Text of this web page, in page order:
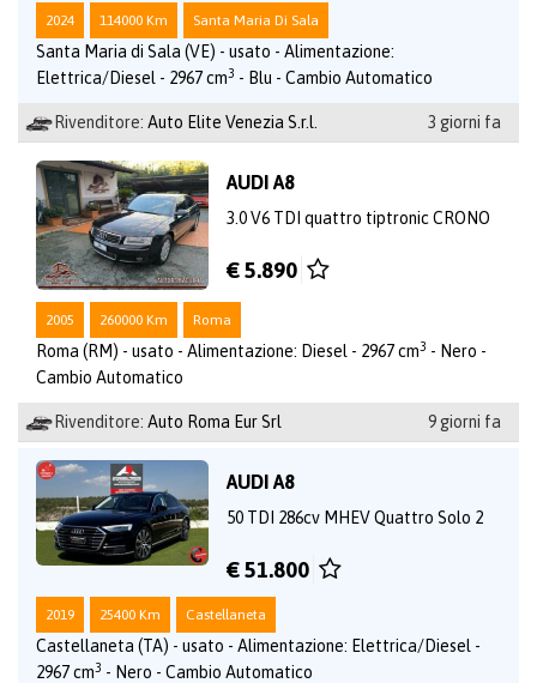
2024 114000 Km Santa Maria Di Sala
Santa Maria di Sala (VE) - usato - Alimentazione:
Elettrica/Diesel - 2967 cm3 - Blu - Cambio Automatico
Rivenditore: Auto Elite Venezia S.r.l. 3 giorni fa
AUDI A8
3.0 V6 TDI quattro tiptronic CRONO
€ 5.890
2005 260000 Km Roma
Roma (RM) - usato - Alimentazione: Diesel - 2967 cm3 - Nero -
Cambio Automatico
Rivenditore: Auto Roma Eur Srl 9 giorni fa
AUDI A8
50 TDI 286cv MHEV Quattro Solo 2
€ 51.800
2019 25400 Km Castellaneta
Castellaneta (TA) - usato - Alimentazione: Elettrica/Diesel -
2967 cm3 - Nero - Cambio Automatico